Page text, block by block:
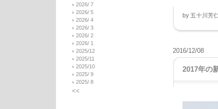
2026/ 7
2026/ 5
2026/ 4
2026/ 3
2026/ 2
2026/ 1
2025/12
2025/11
2025/10
2025/ 9
2025/ 8
<<
by 五十川芳
2017年の
2016/12/08